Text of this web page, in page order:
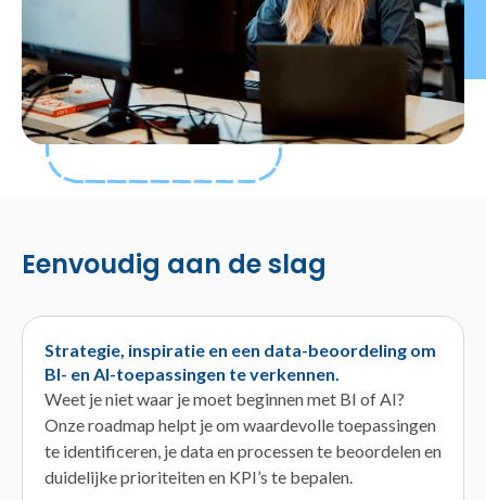
Eenvoudig aan de slag
Strategie, inspiratie en een data-beoordeling om
BI- en AI-toepassingen te verkennen.
Weet je niet waar je moet beginnen met BI of AI?
Onze roadmap helpt je om waardevolle toepassingen
te identificeren, je data en processen te beoordelen en
duidelijke prioriteiten en KPI’s te bepalen.